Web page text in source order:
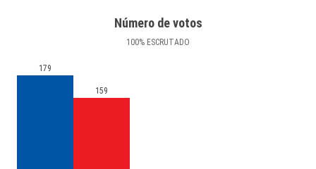
Número de votos
100% ESCRUTADO
179
159